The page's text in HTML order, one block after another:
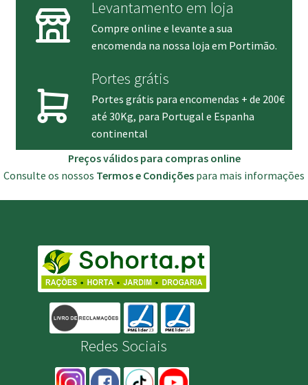
Levantamento em loja
Compre online e levante a sua
encomenda na nossa loja em Portimão.
Portes grátis
Portes grátis para encomendas + de 200€
até 30Kg, para Portugal e Espanha
continental
Preços válidos para compras online
Consulte os nossos Termos e Condições para mais informações
Redes Sociais